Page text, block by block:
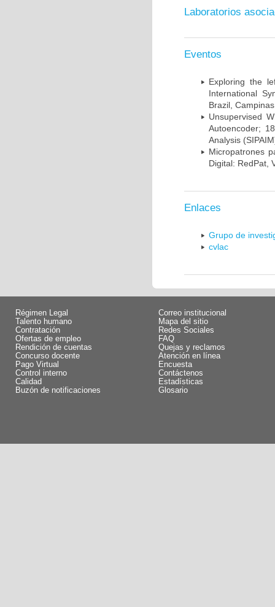
Laboratorios
Eventos
Exploring the
International
Brazil,
Unsupervised
Autoencoder;
Analysis
Micropatrones
Digital: RedPat,
Enlaces
Grupo de
cvlac
Régimen Legal
Talento humano
Contratación
Ofertas de empleo
Rendición de cuentas
Concurso docente
Pago Virtual
Control interno
Calidad
Buzón de notificaciones
Correo institucional
Mapa del sitio
Redes Sociales
FAQ
Quejas y reclamos
Atención en línea
Encuesta
Contáctenos
Estadísticas
Glosario